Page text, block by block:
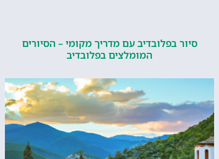
בפלובדיב עם מדריך מקומי – הסיורים
המומלצים בפלובדיב